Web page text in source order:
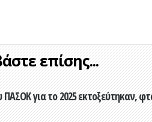
επίσης...
για το 2025 εκτοξεύτηκαν,